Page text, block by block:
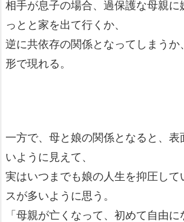
相手が息子の場合、過保護な母親に
っとと家を出て行くか、
逆に共依存の関係となってしまうか
形で現れる。
一方で、母と娘の関係となると、表
いように見えて、
実はいつまでも娘の人生を抑圧し
スが多いように思う。
「母親が亡くなって、初めて自由